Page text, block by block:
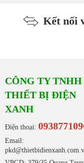
Kết nối
CÔNG TY TNHH
THIẾT BỊ ĐIỆN
XANH
Điện thoại:
Email: